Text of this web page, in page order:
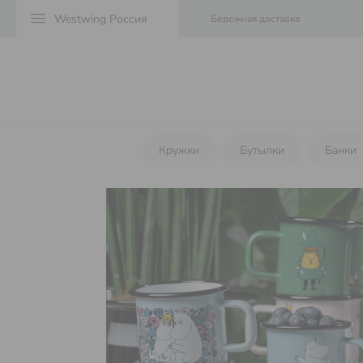
menu Бережная доставка
Кружки Бутылки Банки